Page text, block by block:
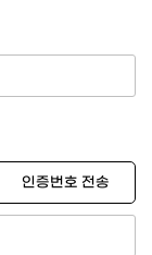
인증번호 전송